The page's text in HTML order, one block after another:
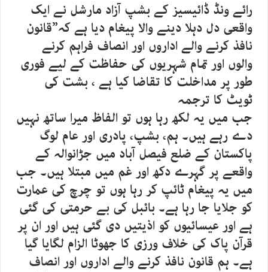
رائے ونڈ ڈائیسیز کے بشپ آزاد مارشل نے ایک
واقعی دل دہلا دینے والا پیغام دیا ہے کہ”قانون
نافذ کرنے والے اداروں اور انصاف فراہم کرنے
والوں اور تمام شہریوں کی حفاظت کے لیے فوری
طور پر مداخلت کا تقاضا کیا ہے ، بشت کی
ٹویٹ کا ترجمہ
جب میں یہ لکھ رہا ہوں تو الفاظ میرا ساتھ نہیں
دے رہے ہیں۔ ہم، بشپ، پادری اور عام لوگ
پاکستان کے ضلع فیصل آباد میں جڑانوالہ کے
واقعے پر گہرے دکھ اور غم میں مبتلا ہیں۔ جب
میں یہ پیغام ٹائپ کر رہا ہوں تو چرچ کی عمارت
کو جلایا جا رہا ہے۔ بائبل کی بے حرمتی کی گئی
ہے اور عیسائیوں کو اذیتیں دی گئی ہیں اور ان پر
قرآن پاک کی خلاف ورزی کا جھوٹا الزام لگایا گیا
ہے۔ ہم قانون نافذ کرنے والے اداروں اور انصاف